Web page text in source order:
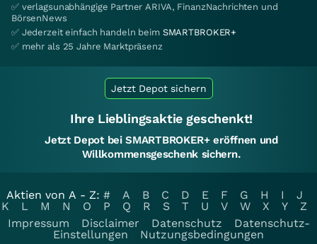
✅ verlagsunabhängige Partner ARIVA, FinanzNachrichten und
BörsenNews
✅ Jederzeit einfach handeln beim SMARTBROKER+
✅ mehr als 25 Jahre Marktpräsenz
Jetzt Depot sichern
Ihre Lieblingsaktie geschenkt!
Jetzt Depot bei SMARTBROKER+ eröffnen und
Willkommensgeschenk sichern.
Aktien von A - Z: # A B C D E F G H I
J
K
L M N O P Q R S T U V W X Y
Z
Impressum
Disclaimer Datenschutz
Datenschutz-
Einstellungen
Nutzungsbedingungen